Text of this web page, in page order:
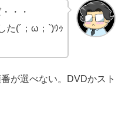
・・
た(´；ω；`)ｳｩ
が選べない。DVDかスト